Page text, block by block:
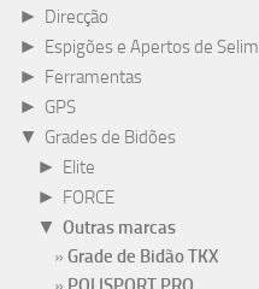
►
Direcção
►
Espigões e Apertos de Selim
►
Ferramentas
► GPS
▼ Grades de Bidões
►
Elite
►
FORCE
▼ Outras marcas
Grade de Bidão TKX